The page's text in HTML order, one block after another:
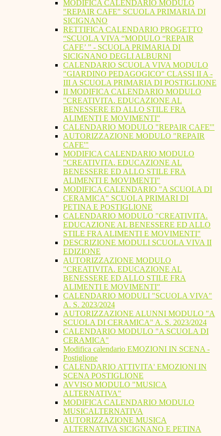
MODIFICA CALENDARIO MODULO
"REPAIR CAFE" SCUOLA PRIMARIA DI
SICIGNANO
RETTIFICA CALENDARIO PROGETTO
“SCUOLA VIVA “MODULO “REPAIR
CAFE’ ” - SCUOLA PRIMARIA DI
SICIGNANO DEGLI ALBURNI
CALENDARIO SCUOLA VIVA MODULO
"GIARDINO PEDAGOGICO" CLASSI II A -
III A SCUOLA PRIMARIA DI POSTIGLIONE
II MODIFICA CALENDARIO MODULO
"CREATIVITA. EDUCAZIONE AL
BENESSERE ED ALLO STILE FRA
ALIMENTI E MOVIMENTI"
CALENDARIO MODULO "REPAIR CAFE'"
AUTORIZZAZIONE MODULO "REPAIR
CAFE'"
MODIFICA CALENDARIO MODULO
"CREATIVITA. EDUCAZIONE AL
BENESSERE ED ALLO STILE FRA
ALIMENTI E MOVIMENTI"
MODIFICA CALENDARIO "A SCUOLA DI
CERAMICA" SCUOLA PRIMARI DI
PETINA E POSTIGLIONE
CALENDARIO MODULO "CREATIVITA.
EDUCAZIONE AL BENESSERE ED ALLO
STILE FRA ALIMENTI E MOVIMENTI"
DESCRIZIONE MODULI SCUOLA VIVA II
EDIZIONE
AUTORIZZAZIONE MODULO
"CREATIVITA. EDUCAZIONE AL
BENESSERE ED ALLO STILE FRA
ALIMENTI E MOVIMENTI"
CALENDARIO MODULI "SCUOLA VIVA"
A. S. 2023/2024
AUTORIZZAZIONE ALUNNI MODULO "A
SCUOLA DI CERAMICA" A. S. 2023/2024
CALENDARIO MODULO "A SCUOLA DI
CERAMICA"
Modifica calendario EMOZIONI IN SCENA -
Postiglione
CALENDARIO ATTIVITA' EMOZIONI IN
SCENA POSTIGLIONE
AVVISO MODULO "MUSICA
ALTERNATIVA"
MODIFICA CALENDARIO MODULO
MUSICALTERNATIVA
AUTORIZZAZIONE MUSICA
ALTERNATIVA SICIGNANO E PETINA